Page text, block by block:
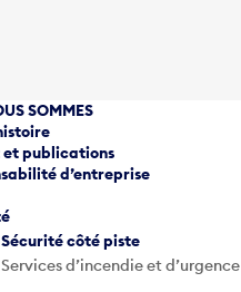
SOMMES
et publications
d’entreprise
Sécurité côté piste
Services d’incendie et d’urgence